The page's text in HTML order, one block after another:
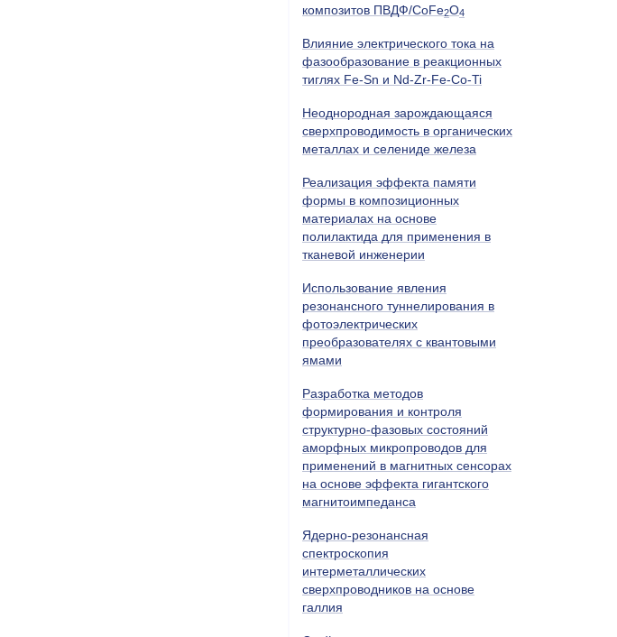
композитов ПВДФ/CoFe2O4
Влияние электрического тока на
фазообразование в реакционных
тиглях Fe-Sn и Nd-Zr-Fe-Co-Ti
Неоднородная зарождающаяся
сверхпроводимость в органических
металлах и селениде железа
Реализация эффекта памяти
формы в композиционных
материалах на основе
полилактида для применения в
тканевой инженерии
Использование явления
резонансного туннелирования в
фотоэлектрических
преобразователях с квантовыми
ямами
Разработка методов
формирования и контроля
структурно-фазовых состояний
аморфных микропроводов для
применений в магнитных сенсорах
на основе эффекта гигантского
магнитоимпеданса
Ядерно-резонансная
спектроскопия
интерметаллических
сверхпроводников на основе
галлия